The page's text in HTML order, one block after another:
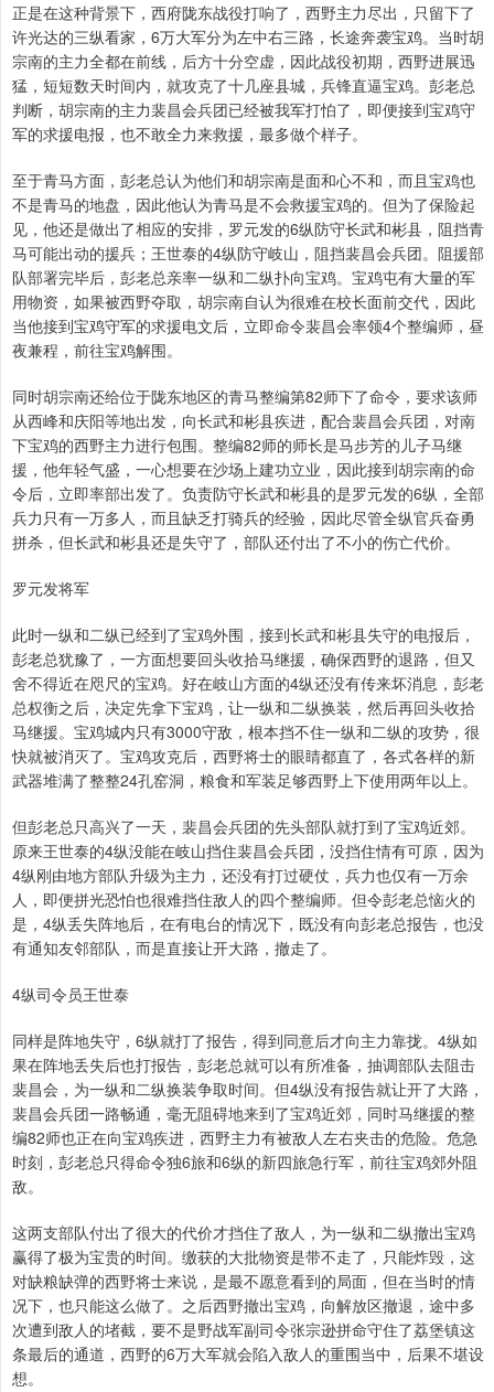
正是在这种背景下，西府陇东战役打响了，西野主力尽出，只留下了
许光达的三纵看家，6万大军分为左中右三路，长途奔袭宝鸡。当时胡
宗南的主力全都在前线，后方十分空虚，因此战役初期，西野进展迅
猛，短短数天时间内，就攻克了十几座县城，兵锋直逼宝鸡。彭老总
判断，胡宗南的主力裴昌会兵团已经被我军打怕了，即便接到宝鸡守
军的求援电报，也不敢全力来救援，最多做个样子。
至于青马方面，彭老总认为他们和胡宗南是面和心不和，而且宝鸡也
不是青马的地盘，因此他认为青马是不会救援宝鸡的。但为了保险起
见，他还是做出了相应的安排，罗元发的6纵防守长武和彬县，阻挡青
马可能出动的援兵；王世泰的4纵防守岐山，阻挡裴昌会兵团。阻援部
队部署完毕后，彭老总亲率一纵和二纵扑向宝鸡。宝鸡屯有大量的军
用物资，如果被西野夺取，胡宗南自认为很难在校长面前交代，因此
当他接到宝鸡守军的求援电文后，立即命令裴昌会率领4个整编师，昼
夜兼程，前往宝鸡解围。
同时胡宗南还给位于陇东地区的青马整编第82师下了命令，要求该师
从西峰和庆阳等地出发，向长武和彬县疾进，配合裴昌会兵团，对南
下宝鸡的西野主力进行包围。整编82师的师长是马步芳的儿子马继
援，他年轻气盛，一心想要在沙场上建功立业，因此接到胡宗南的命
令后，立即率部出发了。负责防守长武和彬县的是罗元发的6纵，全部
兵力只有一万多人，而且缺乏打骑兵的经验，因此尽管全纵官兵奋勇
拼杀，但长武和彬县还是失守了，部队还付出了不小的伤亡代价。
罗元发将军
此时一纵和二纵已经到了宝鸡外围，接到长武和彬县失守的电报后，
彭老总犹豫了，一方面想要回头收拾马继援，确保西野的退路，但又
舍不得近在咫尺的宝鸡。好在岐山方面的4纵还没有传来坏消息，彭老
总权衡之后，决定先拿下宝鸡，让一纵和二纵换装，然后再回头收拾
马继援。宝鸡城内只有3000守敌，根本挡不住一纵和二纵的攻势，很
快就被消灭了。宝鸡攻克后，西野将士的眼睛都直了，各式各样的新
武器堆满了整整24孔窑洞，粮食和军装足够西野上下使用两年以上。
但彭老总只高兴了一天，裴昌会兵团的先头部队就打到了宝鸡近郊。
原来王世泰的4纵没能在岐山挡住裴昌会兵团，没挡住情有可原，因为
4纵刚由地方部队升级为主力，还没有打过硬仗，兵力也仅有一万余
人，即便拼光恐怕也很难挡住敌人的四个整编师。但令彭老总恼火的
是，4纵丢失阵地后，在有电台的情况下，既没有向彭老总报告，也没
有通知友邻部队，而是直接让开大路，撤走了。
4纵司令员王世泰
同样是阵地失守，6纵就打了报告，得到同意后才向主力靠拢。4纵如
果在阵地丢失后也打报告，彭老总就可以有所准备，抽调部队去阻击
裴昌会，为一纵和二纵换装争取时间。但4纵没有报告就让开了大路，
裴昌会兵团一路畅通，毫无阻碍地来到了宝鸡近郊，同时马继援的整
编82师也正在向宝鸡疾进，西野主力有被敌人左右夹击的危险。危急
时刻，彭老总只得命令独6旅和6纵的新四旅急行军，前往宝鸡郊外阻
敌。
这两支部队付出了很大的代价才挡住了敌人，为一纵和二纵撤出宝鸡
赢得了极为宝贵的时间。缴获的大批物资是带不走了，只能炸毁，这
对缺粮缺弹的西野将士来说，是最不愿意看到的局面，但在当时的情
况下，也只能这么做了。之后西野撤出宝鸡，向解放区撤退，途中多
次遭到敌人的堵截，要不是野战军副司令张宗逊拼命守住了荔堡镇这
条最后的通道，西野的6万大军就会陷入敌人的重围当中，后果不堪设
想。